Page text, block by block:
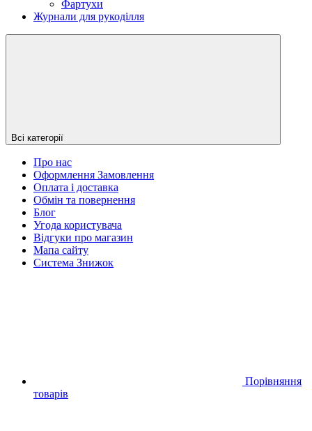
Фартухи
Журнали для рукоділля
Всі категорії
Про нас
Оформлення Замовлення
Оплата і доставка
Обмін та повернення
Блог
Угода користувача
Відгуки про магазин
Мапа сайту
Система Знижок
Порівняння
товарів